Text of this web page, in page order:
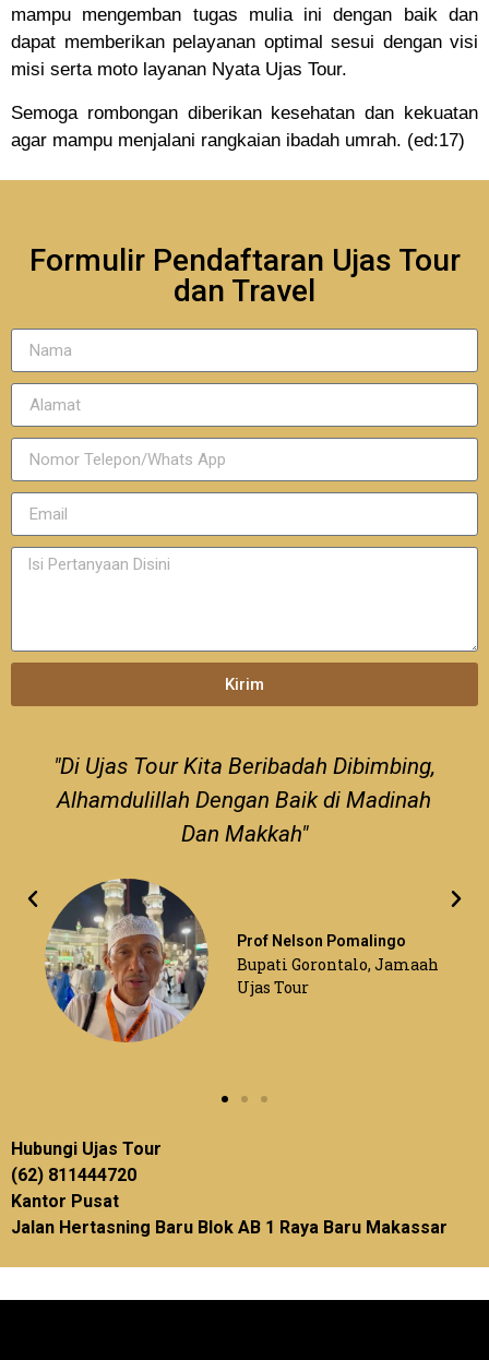
mampu mengemban tugas mulia ini dengan baik dan
dapat memberikan pelayanan optimal sesui dengan visi
misi serta moto layanan Nyata Ujas Tour.
Semoga rombongan diberikan kesehatan dan kekuatan
agar mampu menjalani rangkaian ibadah umrah. (ed:17)
Formulir Pendaftaran Ujas Tour
dan Travel
Kirim
"Di Ujas Tour Kita Beribadah Dibimbing,
Alhamdulillah Dengan Baik di Madinah
Dan Makkah"
Prof Nelson Pomalingo
Bupati Gorontalo, Jamaah
Ujas Tour
Hubungi Ujas Tour
(62) 811444720
Kantor Pusat
Jalan Hertasning Baru Blok AB 1 Raya Baru Makassar